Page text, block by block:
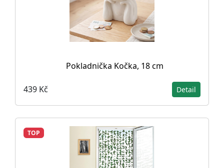
Pokladnička Kočka, 18 cm
439 Kč Detail
TOP